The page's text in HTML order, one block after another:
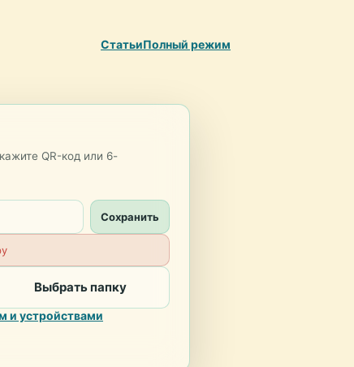
СтатьиПолный режим
QR-код или 6-
Сохранить
Выбрать папку
и устройствами